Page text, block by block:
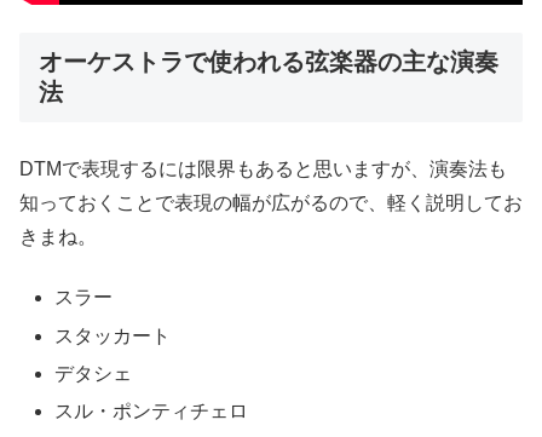
オーケストラで使われる弦楽器の主な演奏
法
DTMで表現するには限界もあると思いますが、演奏法も
知っておくことで表現の幅が広がるので、軽く説明してお
きまね。
スラー
スタッカート
デタシェ
スル・ポンティチェロ